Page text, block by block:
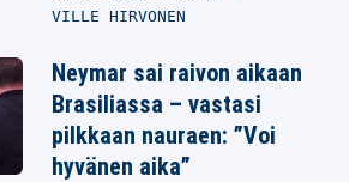
VILLE HIRVONEN
Neymar sai raivon aikaan
Brasiliassa – vastasi
pilkkaan nauraen: ”Voi
hyvänen aika”